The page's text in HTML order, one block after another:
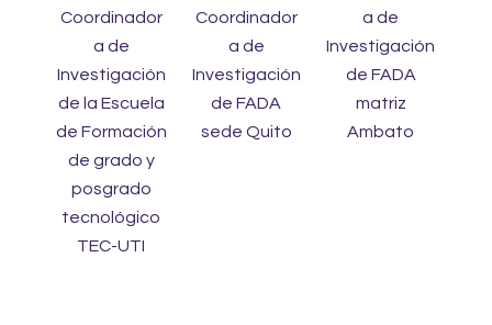
Coordinador
a de
Investigación
de la Escuela
de Formación
de grado y
posgrado
tecnológico
TEC-UTI
Coordinador
a de
Investigación
de FADA
sede Quito
a de
Investigación
de FADA
matriz
Ambato